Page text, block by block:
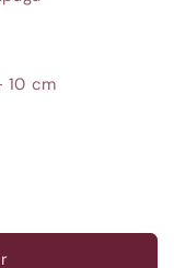
10 cm